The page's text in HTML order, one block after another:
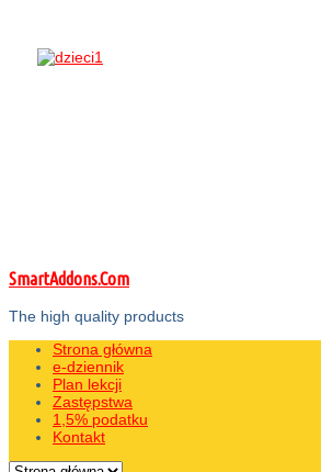
SmartAddons.Com
The high quality products
Strona główna
e-dziennik
Plan lekcji
Zastępstwa
1,5% podatku
Kontakt